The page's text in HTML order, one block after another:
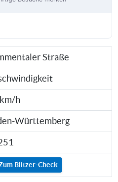
Straße
h
Württemberg
Blitzer-Check